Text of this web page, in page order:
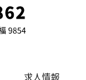
求人情報